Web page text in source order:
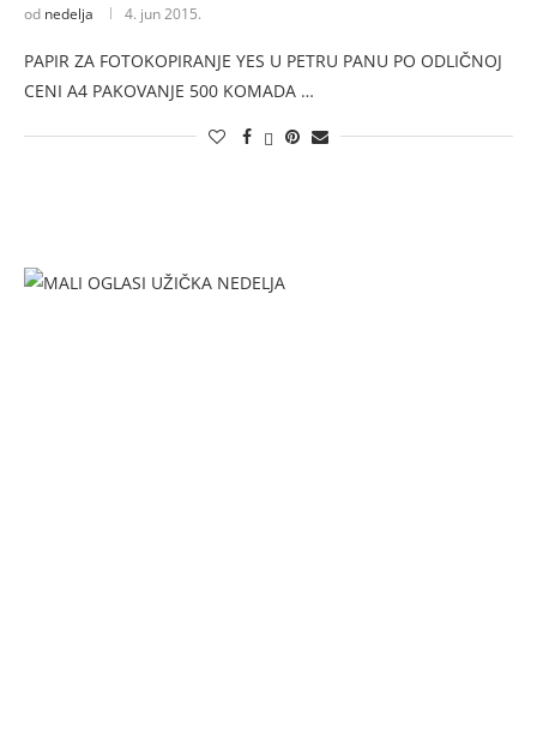
od nedelja 4. jun 2015.
PAPIR ZA FOTOKOPIRANJE YES U PETRU PANU PO ODLIČNOJ
CENI A4 PAKOVANJE 500 KOMADA …